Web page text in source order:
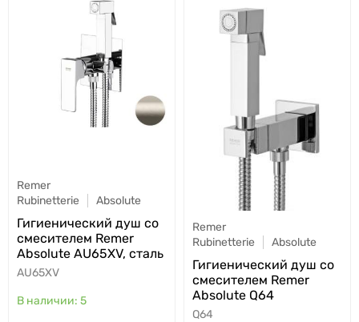
Remer
Rubinetterie
Absolute
Гигиенический душ со
смесителем Remer
Absolute AU65XV, сталь
AU65XV
5
Remer
Rubinetterie
Absolute
Гигиенический душ со
смесителем Remer
Absolute Q64
Q64